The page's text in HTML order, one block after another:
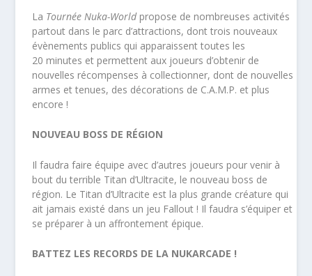
La Tournée Nuka-Worldpropose de nombreuses activités
partout dans le parc d’attractions, dont trois nouveaux
évènements publics qui apparaissent toutes les
20 minutes et permettent aux joueurs d’obtenir de
nouvelles récompenses à collectionner, dont de nouvelles
armes et tenues, des décorations de C.A.M.P. et plus
encore !
NOUVEAU BOSS DE RÉGION
Il faudra faire équipe avec d’autres joueurs pour venir à
bout du terrible Titan d’Ultracite, le nouveau boss de
région. Le Titan d’Ultracite est la plus grande créature qui
ait jamais existé dans un jeu Fallout ! Il faudra s’équiper et
se préparer à un affrontement épique.
BATTEZ LES RECORDS DE LA NUKARCADE !